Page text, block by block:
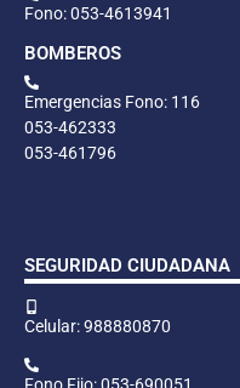
Fono: 053-4613941
BOMBEROS
Emergencias Fono: 116
053-462333
053-461796
SEGURIDAD CIUDADANA
Celular: 988880870
Fono Fijo: 053-690051